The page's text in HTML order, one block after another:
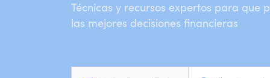
Técnicas y recursos expertos para que
las mejores decisiones financieras